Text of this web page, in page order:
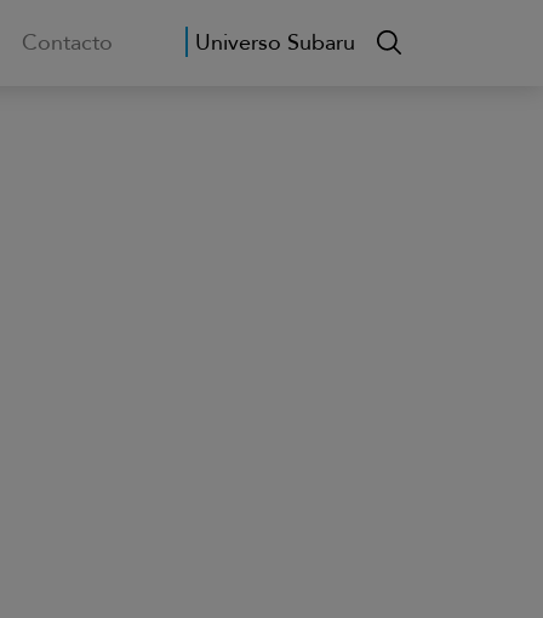
Contacto Universo Subaru